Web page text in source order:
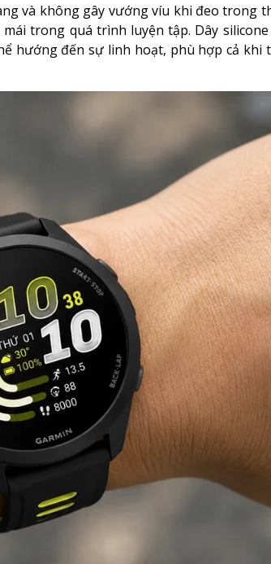
và không gây vướng víu khi đeo trong
trong quá trình luyện tập. Dây
hướng đến sự linh hoạt, phù hợp cả khi